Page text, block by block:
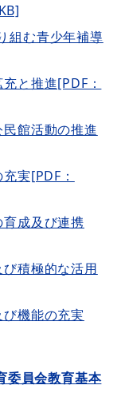
組む青少年補導
と推進[PDF：
館活動の推進
実[PDF：
成及び連携
積極的な活用
機能の充実
員会教育基本